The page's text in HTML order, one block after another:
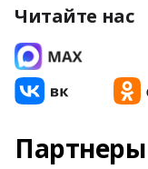
Читайте нас
Партнеры